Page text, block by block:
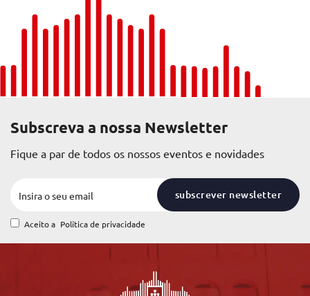
Subscreva a nossa Newsletter
Fique a par de todos os nossos eventos e novidades
subscrever newsletter
Aceito a Política de privacidade